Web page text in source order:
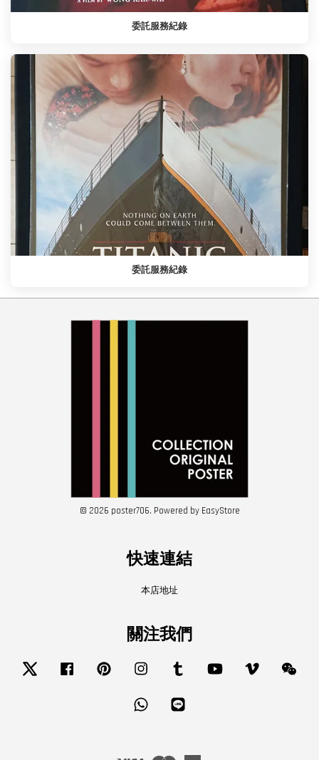
委託服務紀錄
委託服務紀錄
© 2026 poster706. Powered by EasyStore
快速連結
本店地址
關注我們
Twitter Facebook Pinterest Instagram Tumblr YouTube Vimeo
Whatsapp